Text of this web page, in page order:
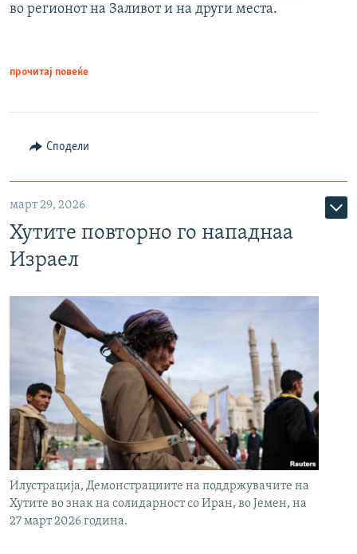
во регионот на Заливот и на други места.
прочитај повеќе
Сподели
март 29, 2026
Хутите повторно го нападнаа
Израел
Илустрација, Демонстрациите на поддржувачите на
Хутите во знак на солидарност со Иран, во Јемен, на
27 март 2026 година.